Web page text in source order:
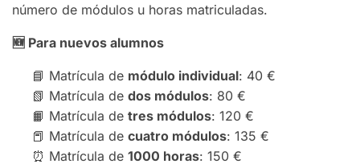
número de módulos u horas matriculadas.
🆕 Para nuevos alumnos
📘 Matrícula de módulo individual: 40 €
📗 Matrícula de dos módulos: 80 €
📙 Matrícula de tres módulos: 120 €
📕 Matrícula de cuatro módulos: 135 €
⏰ Matrícula de 1000 horas: 150 €